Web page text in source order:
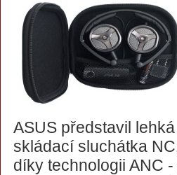
ASUS představil lehká
skládací sluchátka
díky technologii ANC